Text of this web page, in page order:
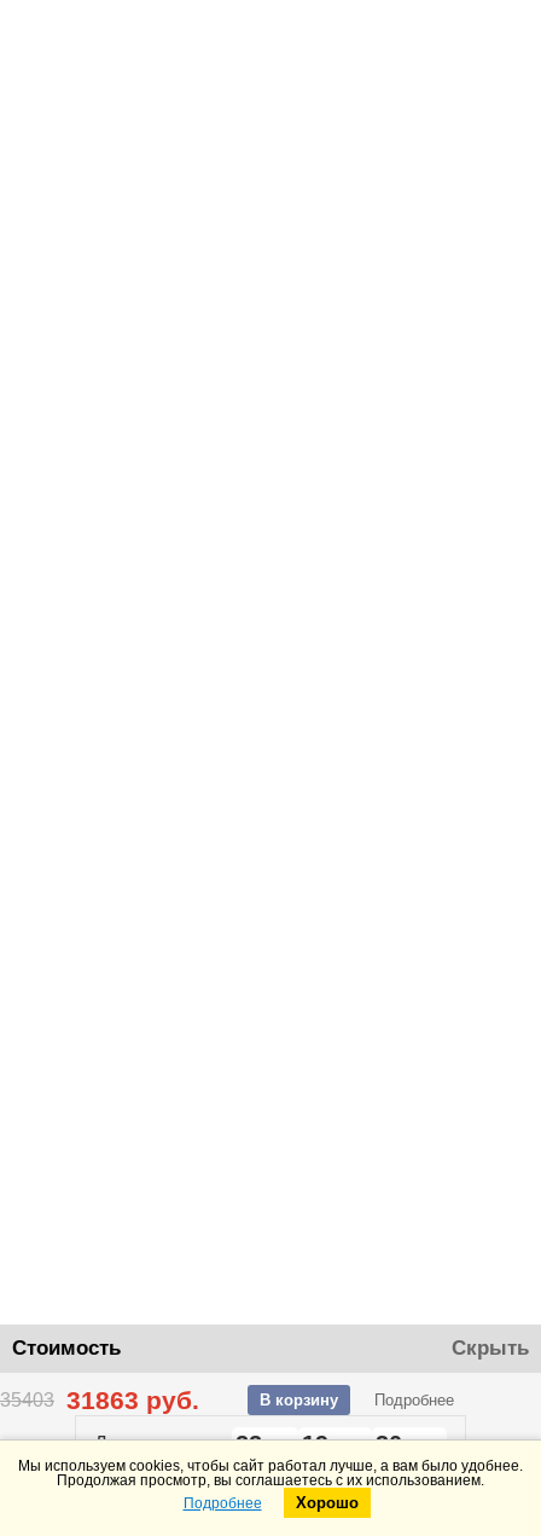
Стоимость Скрыть
35403 31863 руб. В корзину Подробнее
До конца акции22 19 30
Telegram
Мы используем cookies, чтобы сайт работал лучше, а вам было удобнее.
Продолжая просмотр, вы соглашаетесь с их использованием.
Подробнее
Хорошо